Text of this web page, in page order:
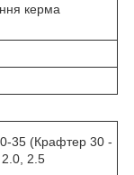
керма
35 (Крафтер 30 -
2.0, 2.5